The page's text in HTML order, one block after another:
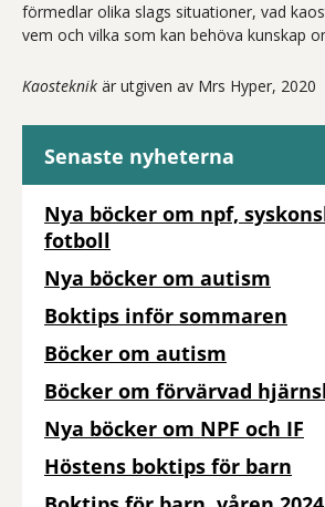
förmedlar olika slags situationer, vad
vem och vilka som kan behöva kunskap
Kaosteknik är utgiven av Mrs Hyper, 2020
Senaste nyheterna
Nya böcker om npf,
fotboll
Nya böcker om autism
Boktips inför sommaren
Böcker om autism
Böcker om förvärvad
Nya böcker om NPF och IF
Höstens boktips för barn